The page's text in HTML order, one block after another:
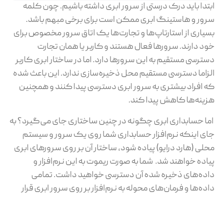
ابتدا باید درک درستی از سرور ابری داشته باشیم. چون کلمه
سرور و هاستینگ ابری ممکن است برای برخی مبهم باشد.
بسیاری از استارتاپ‌ها و تجارت‌ها یک اتاق سرور مخصوص برای
خود دارند. سرورها فعال هستند و کاربر یا همان تجارت
دسترسی مستقیم به این سرورها دارد. اما در ساختار ابری کاربر
الزاما دسترسی مستقیم محل ذخیره‌سازی ندارد. این باعث شده
که افراد بیشتری به سرور ابری دسترسی پیدا کنند و همچنین
هزینه‌ها کاهش پیدا کند.
اما حسابداری ابری چگونه در چنین ساختاری جای می‌گیرد؟‌ به
جای اینکه نرم‌افزار حسابداری شما روی یک سرور و سیستم
محلی (هارد درایو) پیاده شود،‌ ساختار آن بر روی سرورهای ابری
پیاده خواهند شد. شما به صورت ریموت به این نرم‌افزار و
داده‌های ذخیره شده آن دسترسی خواهید داشت. تمامی
داده‌ها و فرمان‌های محوله به نرم‌افزار بر روی سرور ابری قرار